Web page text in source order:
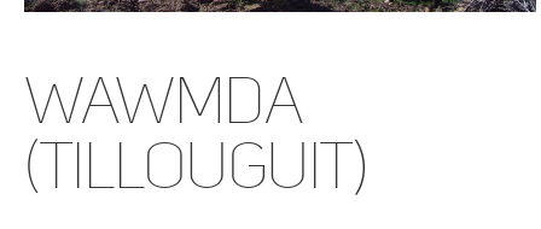
Wawmda
(Tillouguit)